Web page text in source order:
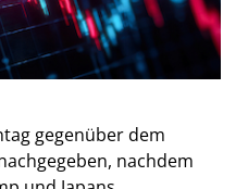
gegenüber dem
nachdem